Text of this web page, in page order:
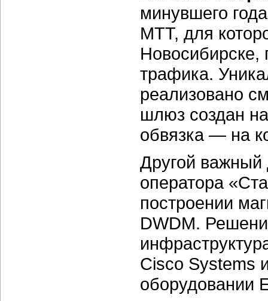
минувшего
МТТ, для
Новосибирске,
трафика.
реализовано
шлюз создан
обвязка — на
Другой важный
оператора
построении
DWDM.
Cisco Systems
оборудовании